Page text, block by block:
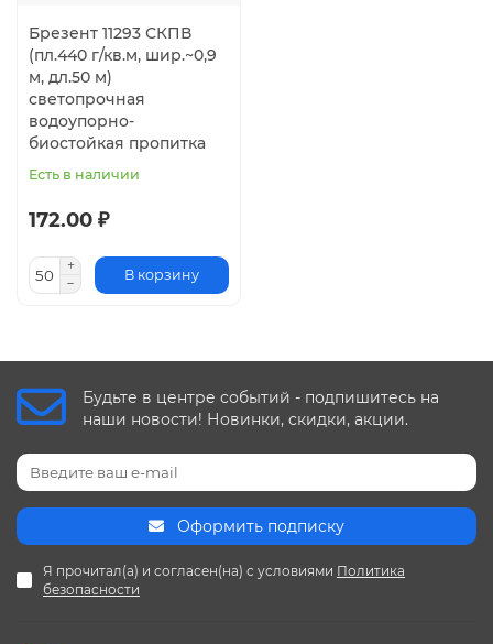
более: 5
Огнестойкость (контакт с пламенем), не менее, с: 30
Стойкость к прожиганию, не менее, с: 50
Переплетение: полотняное
Вид пропитки: сверхпрочная комбинированная
Брезент 11293 СКПВ
(пл.440 г/кв.м, шир.~0,9
м, дл.50 м)
светопрочная
водоупорно-
биостойкая пропитка
Есть в наличии
172.00 ₽
В корзину
Будьте в центре событий - подпишитесь на
наши новости! Новинки, скидки, акции.
Оформить подписку
Я прочитал(а) и согласен(на) с условиями Политика
безопасности